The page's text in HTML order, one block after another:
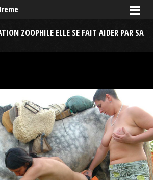
ZOOPHILE ELLE SE FAIT AIDER PAR SA